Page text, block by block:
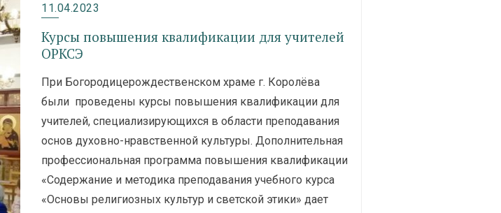
11.04.2023
Курсы повышения квалификации для учителей
ОРКСЭ
При Богородицерождественском храме г. Королёва
были проведены курсы повышения квалификации для
учителей, специализирующихся в области преподавания
основ духовно-нравственной культуры. Дополнительная
профессиональная программа повышения квалификации
«Содержание и методика преподавания учебного курса
«Основы религиозных культур и светской этики» дает